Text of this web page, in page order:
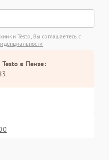
Testo, Вы соглашаетесь с
Testo в Пензе: